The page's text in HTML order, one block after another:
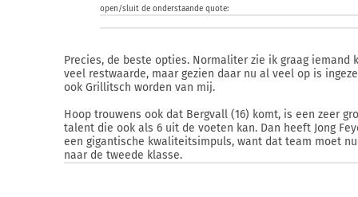
open/sluit de onderstaande quote:
Precies, de beste opties. Normaliter zie ik graag iemand
veel restwaarde, maar gezien daar nu al veel op is
ook Grillitsch worden van mij.
Hoop trouwens ook dat Bergvall (16) komt, is een zeer
talent die ook als 6 uit de voeten kan. Dan heeft Jong
een gigantische kwaliteitsimpuls, want dat team moet
naar de tweede klasse.